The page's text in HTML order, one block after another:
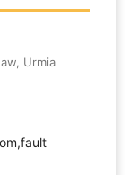
Urmia